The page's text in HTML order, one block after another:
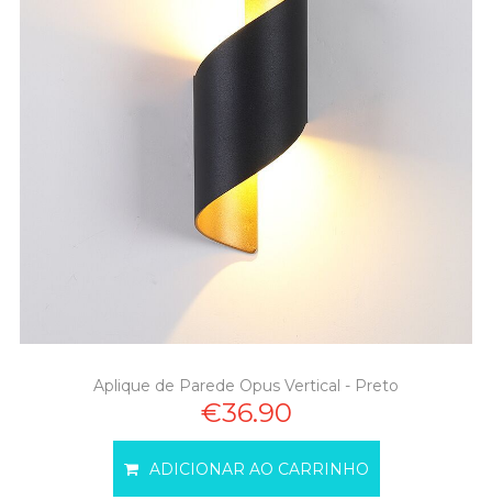
Aplique de Parede Opus Vertical - Preto
€36.90
ADICIONAR AO CARRINHO